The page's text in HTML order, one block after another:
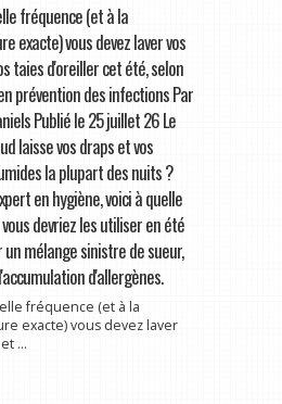
fréquence (et à la
exacte) vous devez laver vos
taies d'oreiller cet été, selon
prévention des infections Par
Publié le 25 juillet 26 Le
laisse vos draps et vos
la plupart des nuits ?
en hygiène, voici à quelle
devriez les utiliser en été
mélange sinistre de sueur,
d'allergènes.
fréquence (et à la
exacte) vous devez laver
...